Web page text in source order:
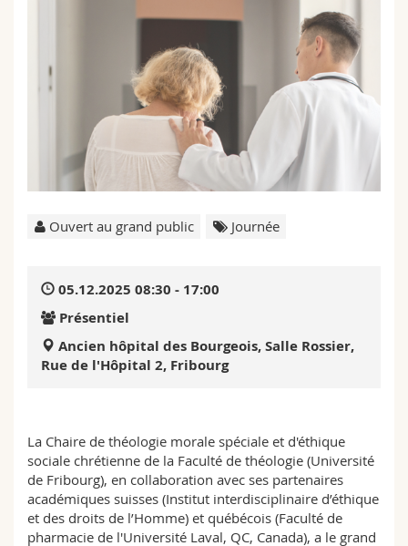
Interfacultaire
Doctorants
Programme des cours
MyUnifr
Ouvert au grand public Journée
05.12.2025 08:30 - 17:00
Présentiel
Ancien hôpital des Bourgeois, Salle Rossier,
Rue de l'Hôpital 2, Fribourg
La Chaire de théologie morale spéciale et d'éthique
sociale chrétienne de la Faculté de théologie (Université
de Fribourg), en collaboration avec ses partenaires
académiques suisses (Institut interdisciplinaire d’éthique
et des droits de l’Homme) et québécois (Faculté de
pharmacie de l'Université Laval, QC, Canada), a le grand